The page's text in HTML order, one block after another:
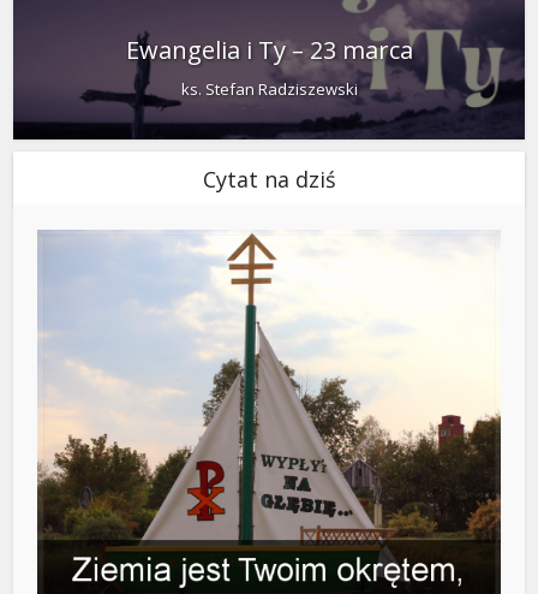
Ewangelia i Ty – 23 marca
ks. Stefan Radziszewski
Cytat na dziś